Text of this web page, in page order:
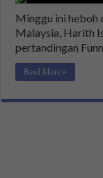
Minggu ini heboh
Malaysia, Harith
pertandingan
Read More »